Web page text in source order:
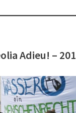
Adieu! –